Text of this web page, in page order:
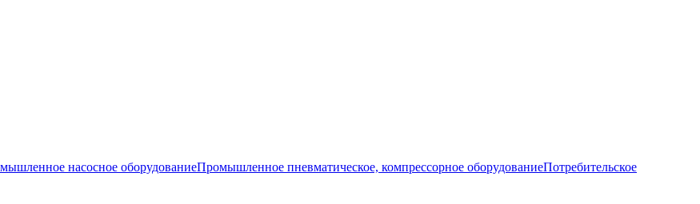
насосное оборудованиеПромышленное пневматическое, компрессорное оборудованиеПотребительское